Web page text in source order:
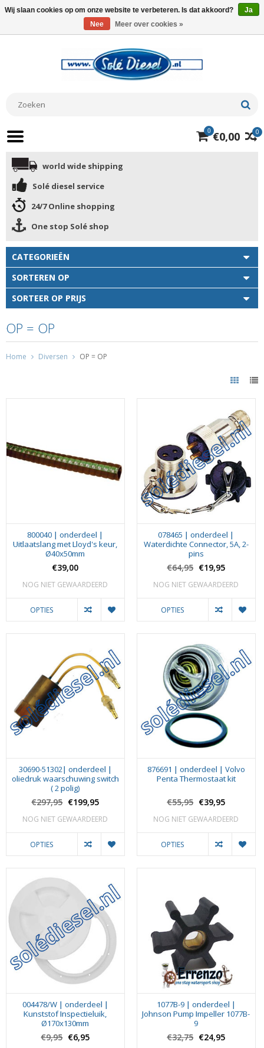
0
0 €0,00
world wide shipping
Solé diesel service
24/7 Online shopping
One stop Solé shop
CATEGORIEËN
SORTEREN OP
SORTEER OP PRIJS
OP = OP
Home Diversen OP = OP
800040 | onderdeel |
Uitlaatslang met Lloyd's keur,
Ø40x50mm
€39,00
NOG NIET GEWAARDEERD
OPTIES
078465 | onderdeel |
Waterdichte Connector, 5A, 2-
pins
€64,95 €19,95
NOG NIET GEWAARDEERD
OPTIES
30690-51302| onderdeel |
oliedruk waarschuwing switch
( 2 polig)
€297,95 €199,95
NOG NIET GEWAARDEERD
OPTIES
876691 | onderdeel | Volvo
Penta Thermostaat kit
€55,95 €39,95
NOG NIET GEWAARDEERD
OPTIES
004478/W | onderdeel |
Kunststof Inspectieluik,
Ø170x130mm
€9,95 €6,95
1077B-9 | onderdeel |
Johnson Pump Impeller 1077B-
9
€32,75 €24,95
Wij slaan cookies op om onze website te verbeteren. Is dat akkoord?
Ja
Nee
Meer over cookies »